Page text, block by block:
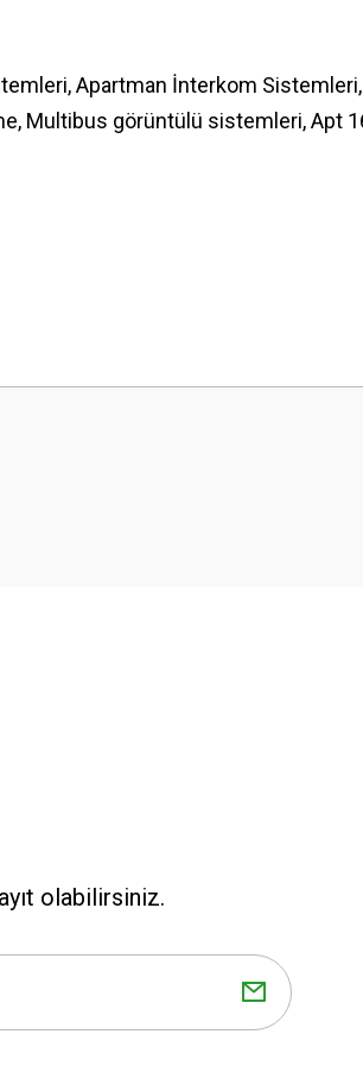
Apartman İnterkom
Multibus görüntülü sistemleri, Apt
olabilirsiniz.